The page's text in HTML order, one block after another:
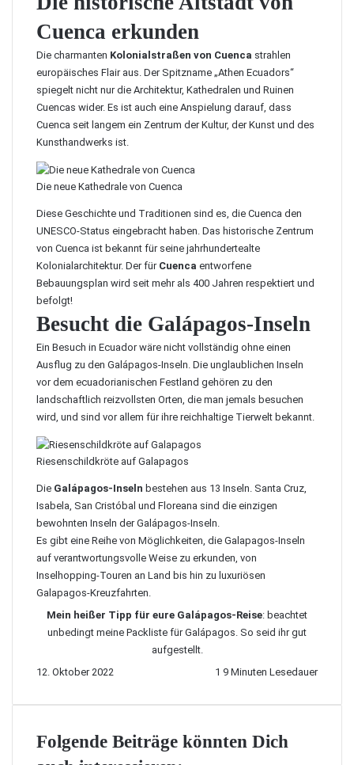
Cuenca erkunden
Die charmanten Kolonialstraßen von Cuenca strahlen
europäisches Flair aus. Der Spitzname „Athen Ecuadors“
spiegelt nicht nur die Architektur, Kathedralen und Ruinen
Cuencas wider. Es ist auch eine Anspielung darauf, dass
Cuenca seit langem ein Zentrum der Kultur, der Kunst und des
Kunsthandwerks ist.
Die neue Kathedrale von Cuenca
Diese Geschichte und Traditionen sind es, die Cuenca den
UNESCO-Status eingebracht haben. Das historische Zentrum
von Cuenca ist bekannt für seine jahrhundertealte
Kolonialarchitektur. Der für Cuenca entworfene
Bebauungsplan wird seit mehr als 400 Jahren respektiert und
befolgt!
Besucht die Galápagos-Inseln
Ein Besuch in Ecuador wäre nicht vollständig ohne einen
Ausflug zu den Galápagos-Inseln. Die unglaublichen Inseln
vor dem ecuadorianischen Festland gehören zu den
landschaftlich reizvollsten Orten, die man jemals besuchen
wird, und sind vor allem für ihre reichhaltige Tierwelt bekannt.
Riesenschildkröte auf Galapagos
Die Galápagos-Inseln bestehen aus 13 Inseln. Santa Cruz,
Isabela, San Cristóbal und Floreana sind die einzigen
bewohnten Inseln der Galápagos-Inseln.
Es gibt eine Reihe von Möglichkeiten, die Galapagos-Inseln
auf verantwortungsvolle Weise zu erkunden, von
Inselhopping-Touren an Land bis hin zu luxuriösen
Galapagos-Kreuzfahrten.
Mein heißer Tipp für eure Galápagos-Reise: beachtet
unbedingt meine Packliste für Galápagos. So seid ihr gut
aufgestellt.
12. Oktober 2022
1 9 Minuten Lesedauer
Folgende Beiträge könnten Dich